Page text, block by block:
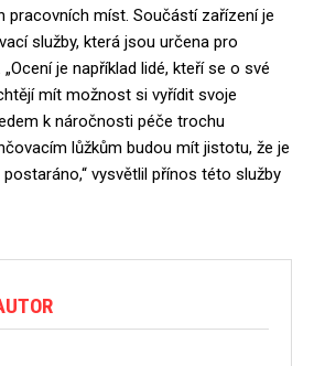
pracovních míst. Součástí zařízení je
služby, která jsou určena pro
je například lidé, kteří se o své
mít možnost si vyřídit svoje
k náročnosti péče trochu
lůžkům budou mít jistotu, že je
vysvětlil přínos této služby